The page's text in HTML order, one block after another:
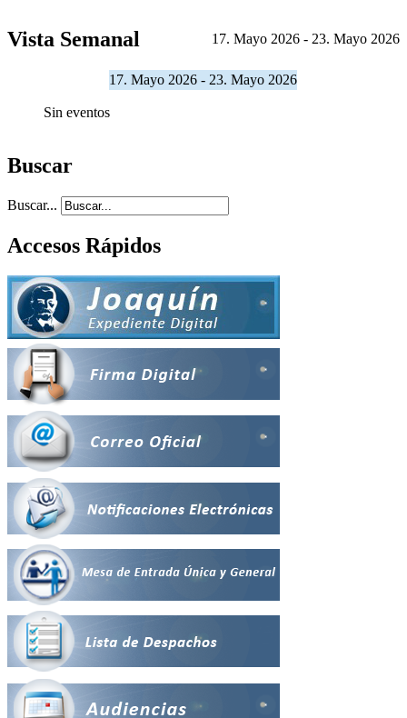
Vista Semanal 17. Mayo 2026 - 23. Mayo 2026
17. Mayo 2026 - 23. Mayo 2026
Sin eventos
Buscar
Buscar...
Accesos Rápidos